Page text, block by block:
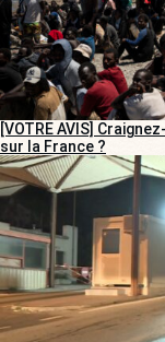
[VOTRE AVIS]
sur la France ?